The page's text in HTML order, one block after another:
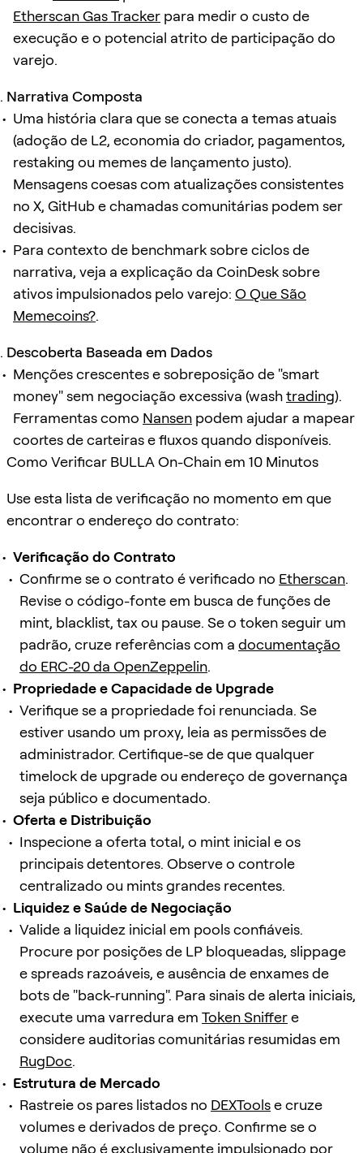
Etherscan Gas Tracker para medir o custo de
execução e o potencial atrito de participação do
varejo.
Narrativa Composta
Uma história clara que se conecta a temas atuais
(adoção de L2, economia do criador, pagamentos,
restaking ou memes de lançamento justo).
Mensagens coesas com atualizações consistentes
no X, GitHub e chamadas comunitárias podem ser
decisivas.
Para contexto de benchmark sobre ciclos de
narrativa, veja a explicação da CoinDesk sobre
ativos impulsionados pelo varejo: O Que São
Memecoins?.
Descoberta Baseada em Dados
Menções crescentes e sobreposição de "smart
money" sem negociação excessiva (washtrading).
Ferramentas como Nansen podem ajudar a mapear
coortes de carteiras e fluxos quando disponíveis.
Como Verificar BULLA On-Chain em 10 Minutos
Use esta lista de verificação no momento em que
encontrar o endereço do contrato:
Verificação do Contrato
Confirme se o contrato é verificado no Etherscan.
Revise o código-fonte em busca de funções de
mint, blacklist, tax ou pause. Se o token seguir um
padrão, cruze referências com a documentação
do ERC-20 da OpenZeppelin.
Propriedade e Capacidade de Upgrade
Verifique se a propriedade foi renunciada. Se
estiver usando um proxy, leia as permissões de
administrador. Certifique-se de que qualquer
timelock de upgrade ou endereço de governança
seja público e documentado.
Oferta e Distribuição
Inspecione a oferta total, o mint inicial e os
principais detentores. Observe o controle
centralizado ou mints grandes recentes.
Liquidez e Saúde de Negociação
Valide a liquidez inicial em pools confiáveis.
Procure por posições de LP bloqueadas, slippage
e spreads razoáveis, e ausência de enxames de
bots de "back-running". Para sinais de alerta iniciais,
execute uma varredura em Token Sniffere
considere auditorias comunitárias resumidas em
RugDoc.
Estrutura de Mercado
Rastreie os pares listados no DEXToolse cruze
volumes e derivados de preço. Confirme se o
volume não é exclusivamente impulsionado por